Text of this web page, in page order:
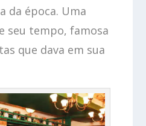
da época. Uma
seu tempo, famosa
que dava em sua